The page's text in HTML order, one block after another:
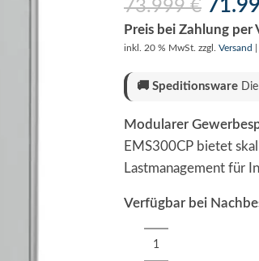
73.999€
Preis bei Zahlung per
inkl. 20 % MwSt. zzgl. Versand
🚚 Speditionsware
Modularer
EMS300CP bietet
Lastmanagement für
Verfügbar bei
Alternative: